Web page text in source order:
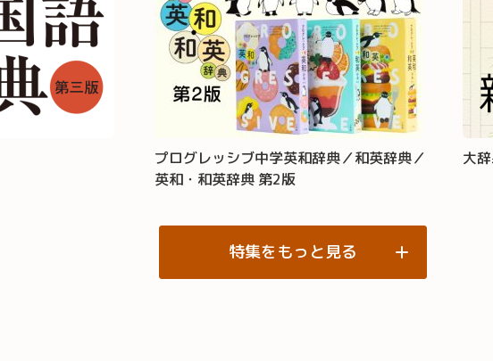
プログレッシブ中学英和辞典／和英辞典／
英和・和英辞典 第2版
大
特集をもっと見る